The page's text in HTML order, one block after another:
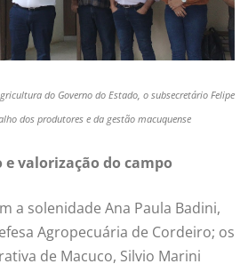
do Governo do Estado, o subsecretário Felipe
dos produtores e da gestão macuquense
e valorização do campo
a solenidade Ana Paula Badini,
Agropecuária de Cordeiro; os
de Macuco, Silvio Marini